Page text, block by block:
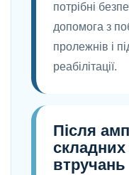
потрібні
допомога з
пролежнів і
реабілітації.
Після
складних
втручань